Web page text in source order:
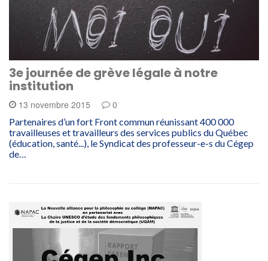
3e journée de grève légale à notre
institution
13 novembre 2015 0
Partenaires d’un fort Front commun réunissant 400 000
travailleuses et travailleurs des services publics du Québec
(éducation, santé...), le Syndicat des professeur-e-s du Cégep
de…